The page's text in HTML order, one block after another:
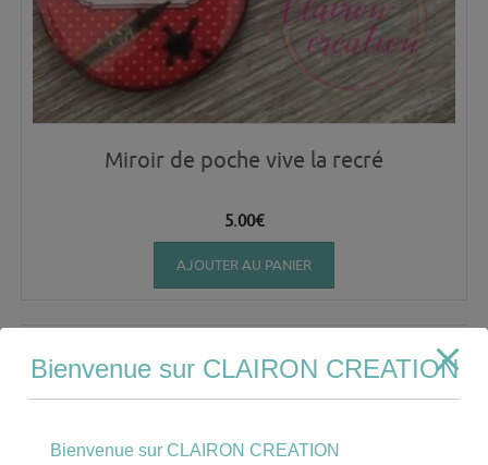
Miroir de poche vive la recré
5.00€
AJOUTER AU PANIER
Bienvenue sur CLAIRON CREATION
Bienvenue sur CLAIRON CREATION